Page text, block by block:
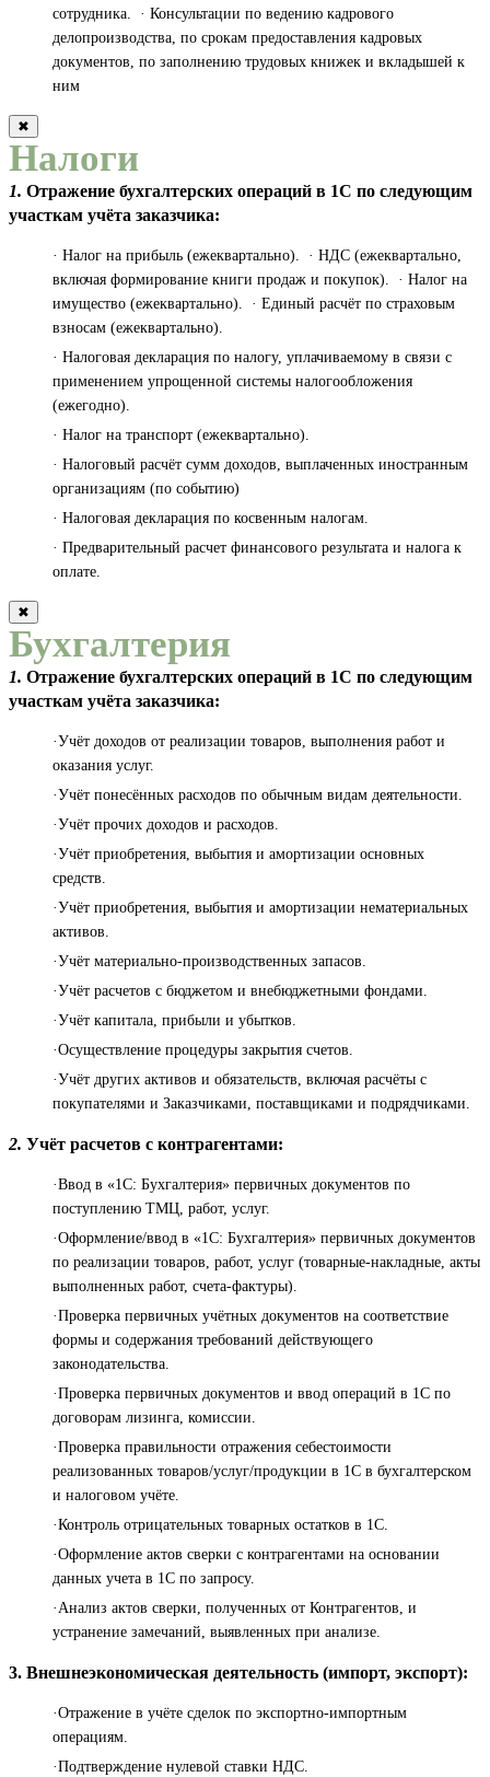
сотрудника. · Консультации по ведению кадрового
делопроизводства, по срокам предоставления кадровых
документов, по заполнению трудовых книжек и вкладышей к
ним
✖
Налоги
1. Отражение бухгалтерских операций в 1С по следующим
участкам учёта заказчика:
· Налог на прибыль (ежеквартально). · НДС (ежеквартально,
включая формирование книги продаж и покупок). · Налог на
имущество (ежеквартально). · Единый расчёт по страховым
взносам (ежеквартально).
· Налоговая декларация по налогу, уплачиваемому в связи с
применением упрощенной системы налогообложения
(ежегодно).
· Налог на транспорт (ежеквартально).
· Налоговый расчёт сумм доходов, выплаченных иностранным
организациям (по событию)
· Налоговая декларация по косвенным налогам.
· Предварительный расчет финансового результата и налога к
оплате.
✖
Бухгалтерия
1. Отражение бухгалтерских операций в 1С по следующим
участкам учёта заказчика:
·Учёт доходов от реализации товаров, выполнения работ и
оказания услуг.
·Учёт понесённых расходов по обычным видам деятельности.
·Учёт прочих доходов и расходов.
·Учёт приобретения, выбытия и амортизации основных
средств.
·Учёт приобретения, выбытия и амортизации нематериальных
активов.
·Учёт материально-производственных запасов.
·Учёт расчетов с бюджетом и внебюджетными фондами.
·Учёт капитала, прибыли и убытков.
·Осуществление процедуры закрытия счетов.
·Учёт других активов и обязательств, включая расчёты с
покупателями и Заказчиками, поставщиками и подрядчиками.
2. Учёт расчетов с контрагентами:
·Ввод в «1С: Бухгалтерия» первичных документов по
поступлению ТМЦ, работ, услуг.
·Оформление/ввод в «1С: Бухгалтерия» первичных документов
по реализации товаров, работ, услуг (товарные-накладные, акты
выполненных работ, счета-фактуры).
·Проверка первичных учётных документов на соответствие
формы и содержания требований действующего
законодательства.
·Проверка первичных документов и ввод операций в 1С по
договорам лизинга, комиссии.
·Проверка правильности отражения себестоимости
реализованных товаров/услуг/продукции в 1С в бухгалтерском
и налоговом учёте.
·Контроль отрицательных товарных остатков в 1С.
·Оформление актов сверки с контрагентами на основании
данных учета в 1С по запросу.
·Анализ актов сверки, полученных от Контрагентов, и
устранение замечаний, выявленных при анализе.
3. Внешнеэкономическая деятельность (импорт, экспорт):
·Отражение в учёте сделок по экспортно-импортным
операциям.
·Подтверждение нулевой ставки НДС.